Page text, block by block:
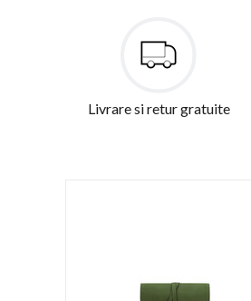
Livrare si retur gratuite